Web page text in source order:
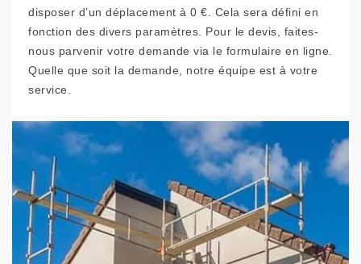
disposer d’un déplacement à 0 €. Cela sera défini en
fonction des divers paramètres. Pour le devis, faites-
nous parvenir votre demande via le formulaire en ligne.
Quelle que soit la demande, notre équipe est à votre
service.